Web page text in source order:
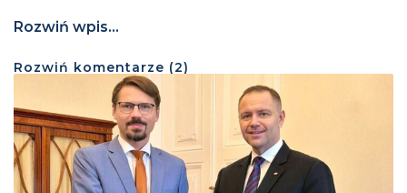
Rozwiń wpis...
Rozwiń komentarze (2)